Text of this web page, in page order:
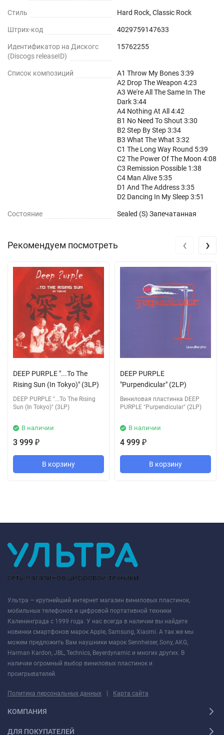
Стиль Hard Rock, Classic Rock
Штрих-код 4029759147633
Идентификатор на Дискогс
(Discogs releaseID)
15762255
Список композиций
A1 Throw My Bones 3:39
A2 Drop The Weapon 4:23
A3 We're All The Same In The
Dark 3:44
A4 Nothing At All 4:42
B1 No Need To Shout 3:30
B2 Step By Step 3:34
B3 What The What 3:32
C1 The Long Way Round 5:39
C2 The Power Of The Moon 4:08
C3 Remission Possible 1:38
C4 Man Alive 5:35
D1 And The Address 3:35
D2 Dancing In My Sleep 3:51
Состояние Sealed (S) Запечатанная
Рекомендуем посмотреть
DEEP PURPLE "...To The
Rising Sun (In Tokyo)" (3LP)
DEEP PURPLE "...To The Rising
Sun (In Tokyo)" (3LP)
В наличии
3 999 ₽
В корзину
DEEP PURPLE
"Purpendicular" (2LP)
Виниловая пластинка DEEP
PURPLE "Purpendicular" (2LP)
В наличии
4 999 ₽
В корзину
‹ ›
Ультра — крупнейший интернет магазин виниловых пластинок,
мобильных телефонов и цифровой портативной техники
Калининграда с 1999 года. У нас всегда в наличии вы найдете
новинки смартфонов марок Apple, Samsung, Xiaomi. А так же мы
можем предложить Вам наушники марок Sennheiser, Sony, AKG,
Harman Kardon, JBL, Technics, Beyerdynamic и многих других. В
наличии огромный выбор виниловых пластинок и
проигрывателей.
Политика персональных данных | Карта сайта
КОМПАНИЯ
ДЛЯ ПОКУПАТЕЛЕЙ